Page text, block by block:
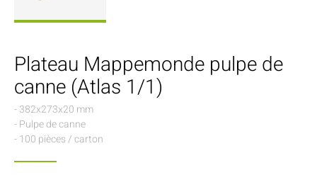
Plateau Mappemonde pulpe de
canne (Atlas 1/1)
- 382x273x20 mm
- Pulpe de canne
- 100 pièces / carton